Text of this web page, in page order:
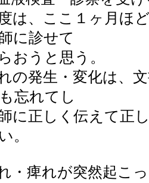
ここ１ヶ月ほど
に診せて
うと思う。
生・変化は、文
忘れてし
正しく伝えて正
。
・痺れが突然起こ